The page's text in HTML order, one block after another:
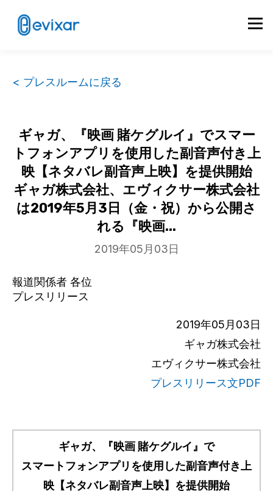
< プレスルームに戻る
ギャガ、『映画 賭ケグルイ』でスマー
トフォンアプリを使用した副音声付き上
映【ネタバレ副音声上映】を提供開始
ギャガ株式会社、エヴィクサー株式会社
は2019年5月3日（金・祝）から公開さ
れる『映画...
2019年05月03日
報道関係者 各位
プレスリリース
2019年05月03日
ギャガ株式会社
エヴィクサー株式会社
プレスリリース文PDF
ギャガ、『映画 賭ケグルイ』で
スマートフォンアプリを使用した副音声付き上
映【ネタバレ副音声上映】を提供開始